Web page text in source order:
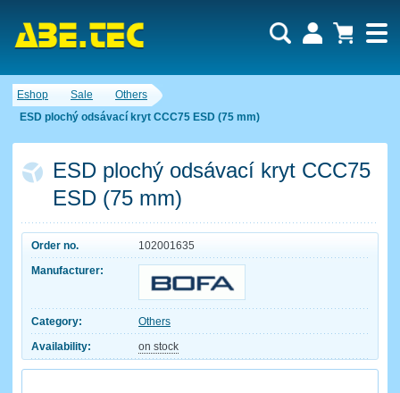
Eshop Sale
Others
ESD plochý odsávací kryt CCC75 ESD (75 mm)
ESD plochý odsávací kryt CCC75
ESD (75 mm)
Order no.
102001635
Manufacturer:
Category:
Others
Availability:
on stock